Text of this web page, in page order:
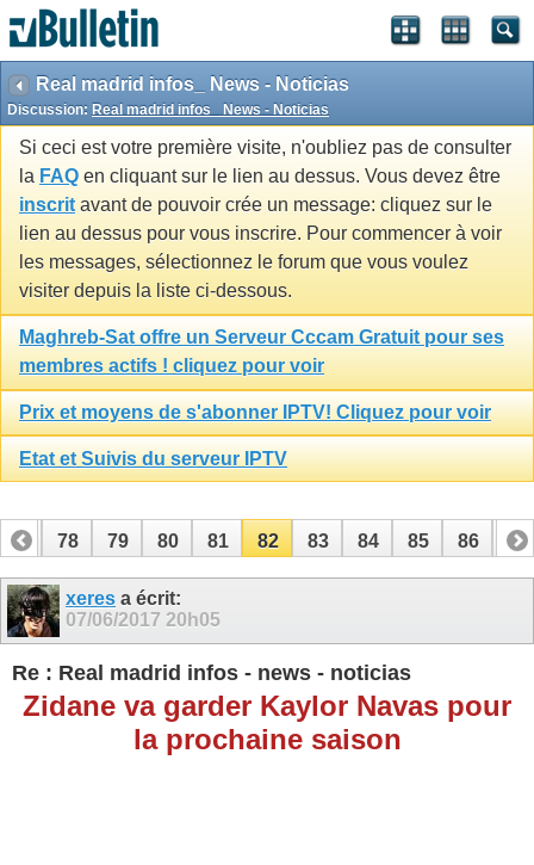
Real madrid infos_ News - Noticias
Discussion: Real madrid infos_ News - Noticias
Si ceci est votre première visite, n'oubliez pas de consulter
la FAQ en cliquant sur le lien au dessus. Vous devez être
inscrit avant de pouvoir crée un message: cliquez sur le
lien au dessus pour vous inscrire. Pour commencer à voir
les messages, sélectionnez le forum que vous voulez
visiter depuis la liste ci-dessous.
Maghreb-Sat offre un Serveur Cccam Gratuit pour ses
membres actifs ! cliquez pour voir
Prix et moyens de s'abonner IPTV! Cliquez pour voir
Etat et Suivis du serveur IPTV
77 78 79 80 81 82 83 84 85 86 87
xeres a écrit:
07/06/2017 20h05
Re : Real madrid infos - news - noticias
Zidane va garder Kaylor Navas pour
la prochaine saison